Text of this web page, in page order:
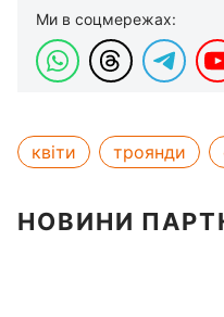
Ми в соцмережах:
квіти троянди
НОВИНИ